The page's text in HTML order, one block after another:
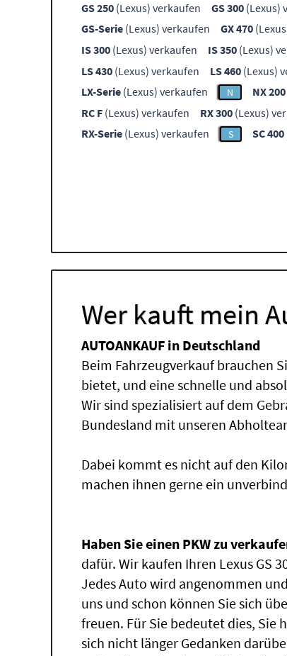
GS 250 (Lexus) verkaufen GS 300 (Lexus)
GS-Serie (Lexus) verkaufen GX 470
IS 300 (Lexus) verkaufen IS 350 (Lexus)
LS 430 (Lexus) verkaufen LS 460 (Lexus)
LX-Serie (Lexus) verkaufen N NX 200
RC F (Lexus) verkaufen RX 300 (Lexus)
RX-Serie (Lexus) verkaufen S SC 400
Wer kauft mein
AUTOANKAUF in Deutschland
Beim Fahrzeugverkauf brauchen
bietet, und eine schnelle und
Wir sind spezialisiert auf dem
Bundesland mit unseren
Dabei kommt es nicht auf den
machen ihnen gerne ein
Haben Sie einen PKW zu
dafür. Wir kaufen Ihren Lexus GS
Jedes Auto wird angenommen
uns und schon können Sie sich
freuen. Für Sie bedeutet dies, Sie
sich nicht länger Gedanken